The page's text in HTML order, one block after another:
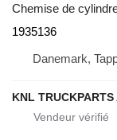
Chemise de
1935136
Danemark,
KNL